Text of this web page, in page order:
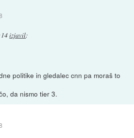
izjavil:
politike in gledalec cnn pa moraš to
da nismo tier 3.